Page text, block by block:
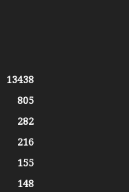
13438
805
282
216
155
148